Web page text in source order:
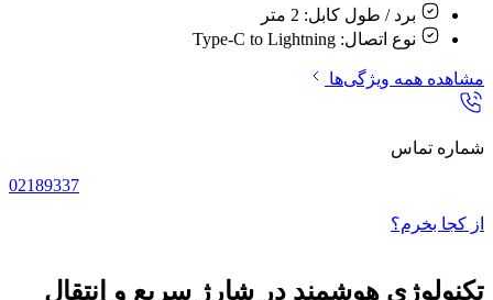
برد / طول کابل: 2 متر
نوع اتصال: Type-C to Lightning
مشاهده همه ویژگی‌ها
شماره تماس
02189337
از کجا بخرم؟
تکنولوژی هوشمند در شارژ سریع و انتقال